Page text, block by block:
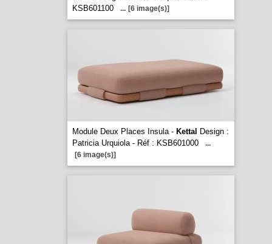
KSB601100
... [6 image(s)]
Module Deux Places Insula - Kettal Design :
Patricia Urquiola - Réf : KSB601000
...
[6 image(s)]